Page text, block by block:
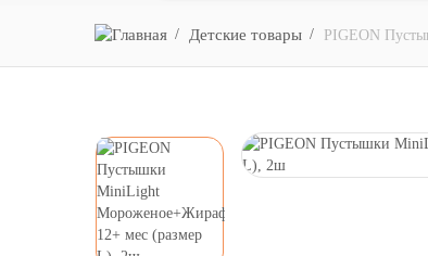
Детские товары PIGEON